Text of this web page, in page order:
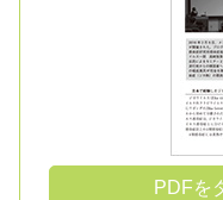
PDFを